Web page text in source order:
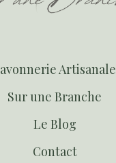
avonnerie Artisanale
Sur une Branche
Le Blog
Contact